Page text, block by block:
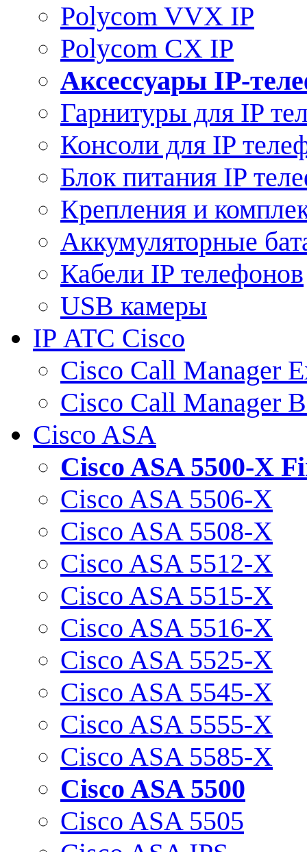
Polycom VVX IP
Polycom CX IP
Аксессуары IP-
Гарнитуры для IP
Консоли для IP
Блок питания IP
Крепления и
Аккумуляторные
Кабели IP телефонов
USB камеры
IP АТС Cisco
Cisco Call Manager
Cisco Call Manager
Cisco ASA
Cisco ASA 5500-X
Cisco ASA 5506-X
Cisco ASA 5508-X
Cisco ASA 5512-X
Cisco ASA 5515-X
Cisco ASA 5516-X
Cisco ASA 5525-X
Cisco ASA 5545-X
Cisco ASA 5555-X
Cisco ASA 5585-X
Cisco ASA 5500
Cisco ASA 5505